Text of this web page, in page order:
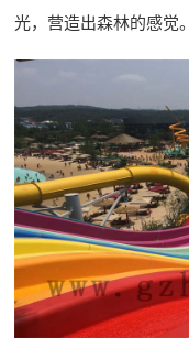
光，营造出森林的感觉。